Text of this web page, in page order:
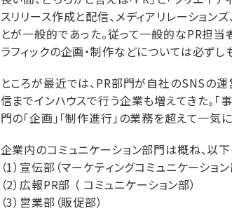
スリリース作成と配信、メディアリレーショ
とが一般的であった。従って一般的なPR担
ラフィックの企画・制作などについては必ずし
ところが最近では、PR部門が自社のSNSの
信までインハウスで行う企業も増えてきた。「
門の「企画」「制作進行」の業務を超えて一気
企業内のコミュニケーション部門は概ね、以
（1）宣伝部（マーケティングコミュニケーション
（2）広報PR部 （ コミュニケーション部）
（3）営業部（販促部）